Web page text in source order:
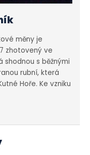
měny je
zhotovený ve
shodnou s běžnými
rubní, která
Hoře. Ke vzniku